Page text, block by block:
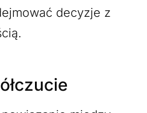
decyzje z